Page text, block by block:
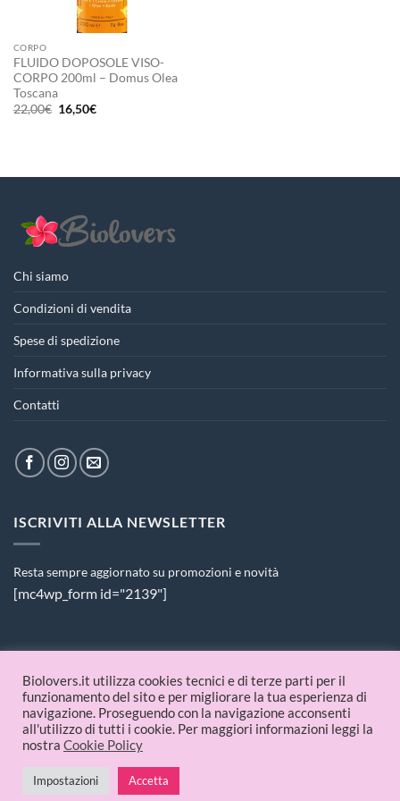
CORPO
FLUIDO DOPOSOLE VISO-
CORPO 200ml – Domus Olea
Toscana
22,00€ Il
prezzo
16,50€Il
Chi siamo
Condizioni di vendita
Spese di spedizione
Informativa sulla privacy
Contatti
ISCRIVITI ALLA NEWSLETTER
Resta sempre aggiornato su promozioni e novità
[mc4wp_form id="2139"]
PAGAMENTI ACCETTATI
© 2026 Biolovers.it | P.IVA 09336481214
Biolovers.it utilizza cookies tecnici e di terze parti per il
funzionamento del sito e per migliorare la tua esperienza di
navigazione. Proseguendo con la navigazione acconsenti
all'utilizzo di tutti i cookie. Per maggiori informazioni leggi la
nostra Cookie Policy
Impostazioni Accetta